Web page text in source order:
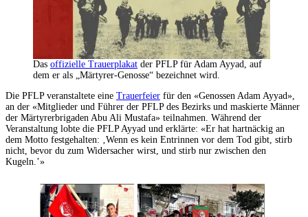
Das offizielle Trauerplakat der PFLP für Adam Ayyad, auf
dem er als „Märtyrer-Genosse“ bezeichnet wird.
Die PFLP veranstaltete eine Trauerfeier für den «Genossen Adam Ayyad»,
an der «Mitglieder und Führer der PFLP des Bezirks und maskierte Männer
der Märtyrerbrigaden Abu Ali Mustafa» teilnahmen. Während der
Veranstaltung lobte die PFLP Ayyad und erklärte: «Er hat hartnäckig an
dem Motto festgehalten: ‚Wenn es kein Entrinnen vor dem Tod gibt, stirb
nicht, bevor du zum Widersacher wirst, und stirb nur zwischen den
Kugeln.’»